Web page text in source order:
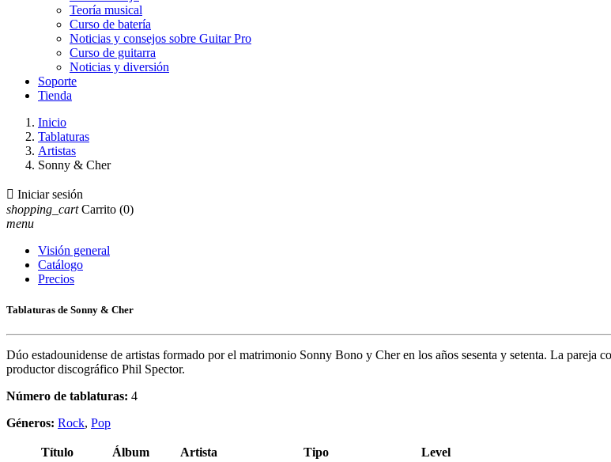
Teoría musical
Curso de batería
Noticias y consejos sobre Guitar Pro
Curso de guitarra
Noticias y diversión
Soporte
Tienda
Inicio
Tablaturas
Artistas
Sonny & Cher
 Iniciar sesión
shopping_cart Carrito (0)
menu
Visión general
Catálogo
Precios
Tablaturas de Sonny & Cher
Dúo estadounidense de artistas formado por el matrimonio Sonny Bono y Cher en los años sesenta y setenta. La pareja
productor discográfico Phil Spector.
Número de tablaturas: 4
Géneros: Rock, Pop
Título Álbum Artista Tipo Level